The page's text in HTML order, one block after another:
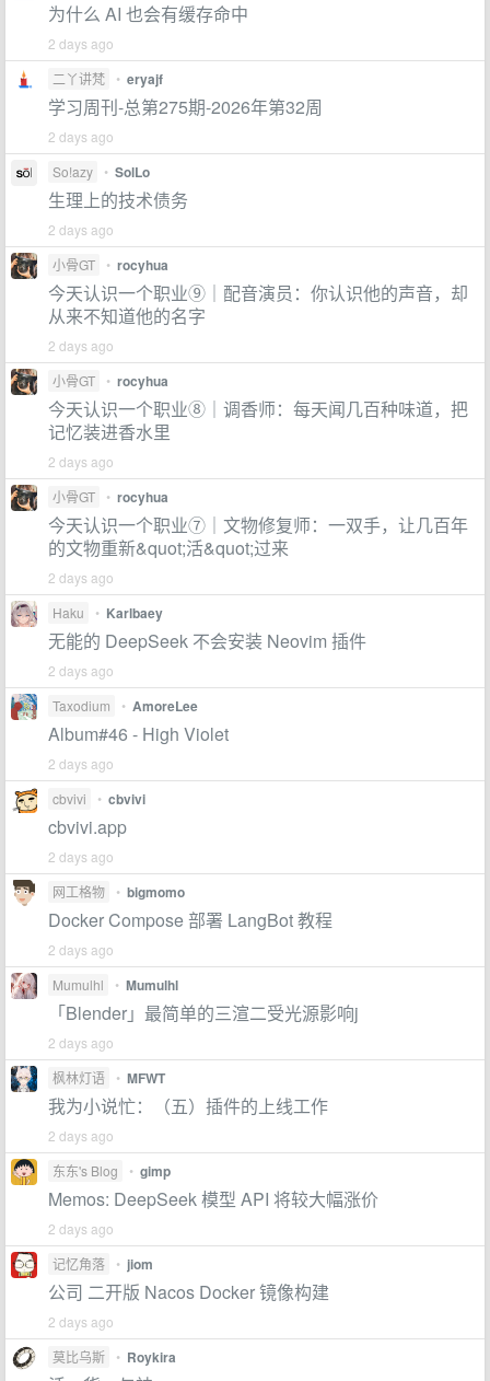
为什么 AI 也会有缓存命中
2 days ago
二丫讲梵
• eryajf
学习周刊-总第275期-2026年第32周
2 days ago
So!azy
• SolLo
生理上的技术债务
2 days ago
小骨GT
• rocyhua
今天认识一个职业⑨｜配音演员：你认识他的声音，却
从来不知道他的名字
2 days ago
小骨GT
• rocyhua
今天认识一个职业⑧｜调香师：每天闻几百种味道，把
记忆装进香水里
2 days ago
小骨GT
• rocyhua
今天认识一个职业⑦｜文物修复师：一双手，让几百年
的文物重新&quot;活&quot;过来
2 days ago
Haku
• Karlbaey
无能的 DeepSeek 不会安装 Neovim 插件
2 days ago
Taxodium
• AmoreLee
Album#46 - High Violet
2 days ago
cbvivi
• cbvivi
cbvivi.app
2 days ago
网工格物
• bigmomo
Docker Compose 部署 LangBot 教程
2 days ago
Mumulhl
• Mumulhl
「Blender」最简单的三渲二受光源影响j
2 days ago
枫林灯语
• MFWT
我为小说忙：（五）插件的上线工作
2 days ago
东东's Blog
• gimp
Memos: DeepSeek 模型 API 将较大幅涨价
2 days ago
记忆角落
• jiom
公司 二开版 Nacos Docker 镜像构建
2 days ago
莫比乌斯
• Roykira